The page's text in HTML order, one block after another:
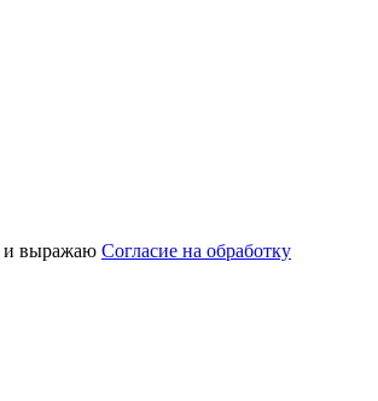
и выражаю Согласие на обработку